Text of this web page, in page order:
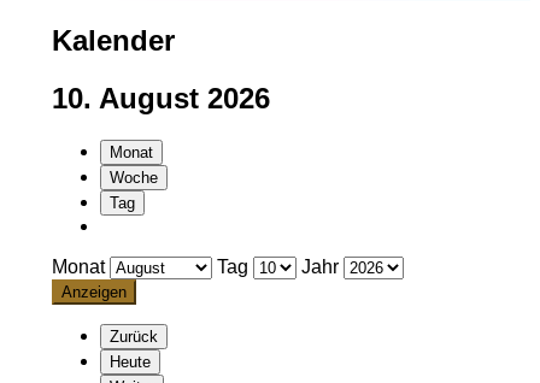
Kalender
10. August 2026
Monat
Woche
Tag
Monat Tag Jahr
Zurück
Heute